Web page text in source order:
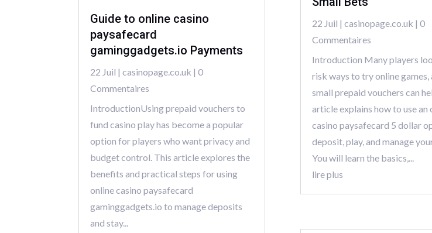
Guide to online casino
paysafecard
gaminggadgets.io Payments
22 Juil |casinopage.co.uk | 0
Commentaires
IntroductionUsing prepaid vouchers to
fund casino play has become a popular
option for players who want privacy and
budget control. This article explores the
benefits and practical steps for using
online casino paysafecard
gaminggadgets.io to manage deposits
and stay...
22 Juil | casinopage.co.uk | 0
Commentaires
Introduction Many players
risk ways to try online games,
small prepaid vouchers can
article explains how to use an
casino paysafecard 5 dollar
deposit, play, and manage
You will learn the basics,...
lire plus